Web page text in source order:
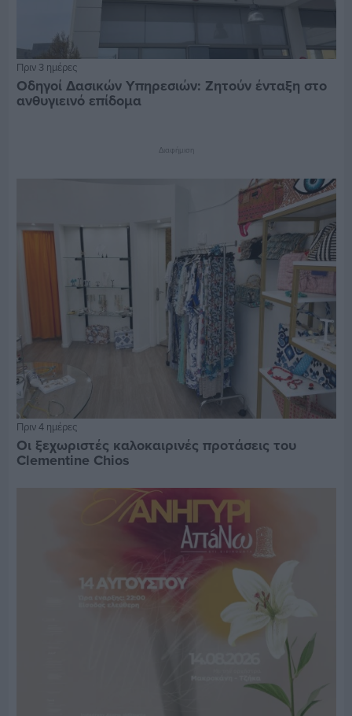
Πριν 3 ημέρες
Οδηγοί Δασικών Υπηρεσιών: Ζητούν ένταξη στο
ανθυγιεινό επίδομα
Διαφήμιση
Πριν 4 ημέρες
Οι ξεχωριστές καλοκαιρινές προτάσεις του
Clementine Chios